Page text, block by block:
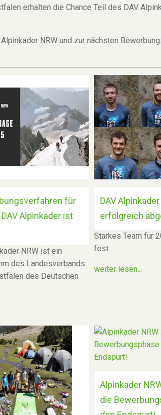
erhalten die Chance Teil des DAV
NRW und zur nächsten
für
Alpinkader ist
NRW ist ein
des Landesverbands
des Deutschen
DAV
erfolgreich
Starkes Team für
fest
weiter lesen...
Alpinkader
die